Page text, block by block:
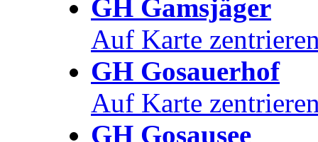
GH Gamsjäger
Auf Karte
GH Gosauerhof
Auf Karte
GH Gosausee